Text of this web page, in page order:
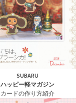
SUBARU
ハッピー軽マガジン
カードの作り方紹介